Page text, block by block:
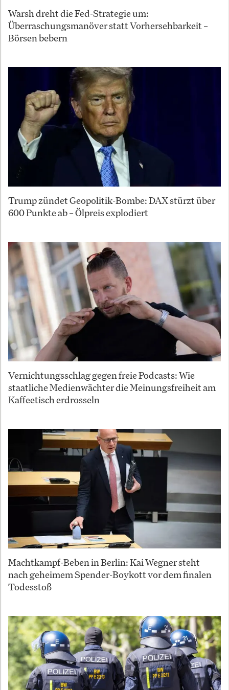
Warsh dreht die Fed-Strategie um:
Überraschungsmanöver statt Vorhersehbarkeit –
Börsen bebern
Trump zündet Geopolitik-Bombe: DAX stürzt über
600 Punkte ab – Ölpreis explodiert
Vernichtungsschlag gegen freie Podcasts: Wie
staatliche Medienwächter die Meinungsfreiheit am
Kaffeetisch erdrosseln
Machtkampf-Beben in Berlin: Kai Wegner steht
nach geheimem Spender-Boykott vor dem finalen
Todesstoß